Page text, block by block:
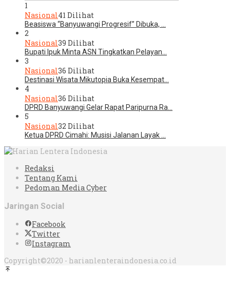
1
Nasional41 Dilihat
Beasiswa “Banyuwangi Progresif” Dibuka, …
2
Nasional39 Dilihat
Bupati Ipuk Minta ASN Tingkatkan Pelayan…
3
Nasional36 Dilihat
Destinasi Wisata Mikutopia Buka Kesempat…
4
Nasional36 Dilihat
DPRD Banyuwangi Gelar Rapat Paripurna Ra…
5
Nasional32 Dilihat
Ketua DPRD Cimahi: Musisi Jalanan Layak …
Redaksi
Tentang Kami
Pedoman Media Cyber
Jaringan Social
Facebook
Twitter
Instagram
Copyright©2020 - harianlenteraindonesia.co.id